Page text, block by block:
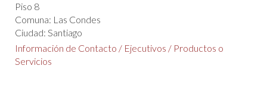
Piso 8
Comuna: Las Condes
Ciudad: Santiago
Información de Contacto / Ejecutivos / Productos o
Servicios